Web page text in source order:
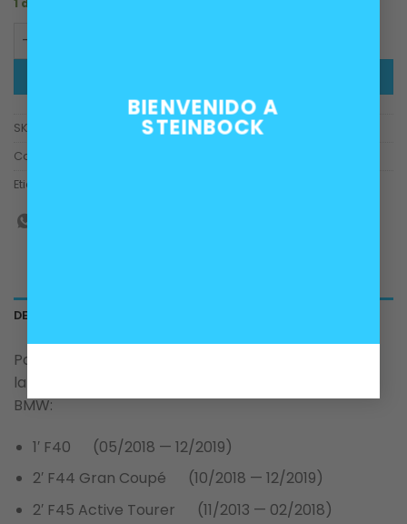
BIENVENIDO A
STEINBOCK
1 disponibles
SKU:
13628587494, 13628570125
Categorías:
Etiquetas:
DESCRIPCIÓN
Para versiones con motor BMW B47 B47B B47D,
largo 930 mm, utilizado en los siguientes modelos
BMW:
1′ F40 (05/2018 — 12/2019)
2′ F44 Gran Coupé (10/2018 — 12/2019)
2′ F45 Active Tourer (11/2013 — 02/2018)